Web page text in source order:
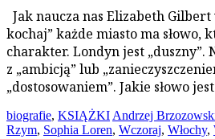
Jak naucza nas Elizabeth Gilbert
kochaj” każde miasto ma słowo,
charakter. Londyn jest „duszny”.
z „ambicją” lub
„dostosowaniem”. Jakie słowo
biografie, KSIĄŻKI Andrzej
Rzym, Sophia Loren, Wczoraj, Włochy,